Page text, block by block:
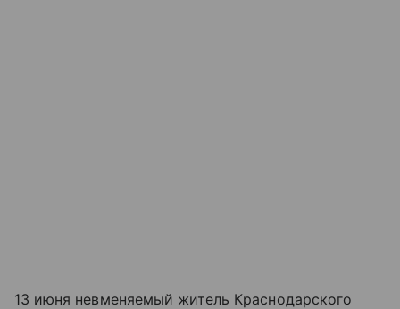
13 июня невменяемый житель Краснодарского